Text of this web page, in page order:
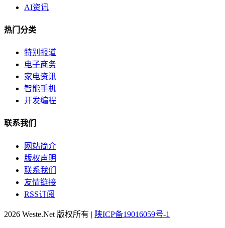
AI资讯
热门分类
特别报道
电子商务
家电资讯
智能手机
开发编程
联系我们
网站简介
版权声明
联系我们
友情链接
RSS订阅
2026 Weste.Net 版权所有 | 陕ICP备19016059号-1